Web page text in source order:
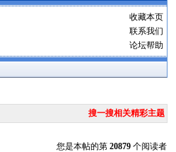
收藏本页
联系我们
论坛帮助
搜一搜相关精彩主题
您是本帖的第 20879个阅读者